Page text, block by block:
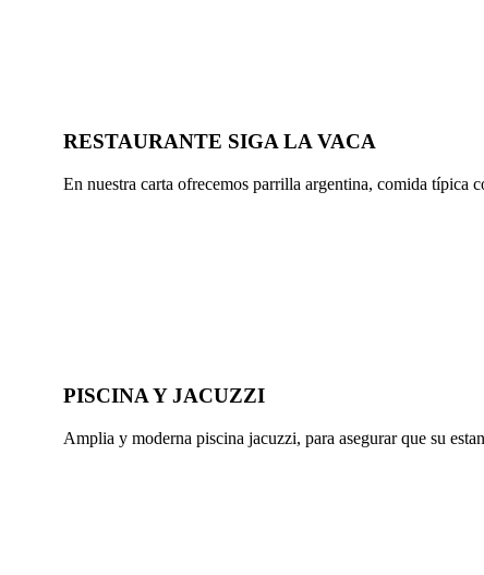
RESTAURANTE SIGA LA VACA
En nuestra carta ofrecemos parrilla argentina, comida típica
PISCINA Y JACUZZI
Amplia y moderna piscina jacuzzi, para asegurar que su